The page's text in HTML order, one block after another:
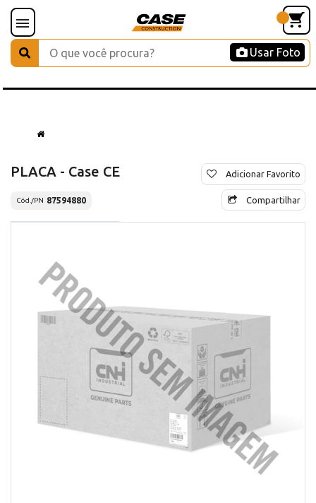
Usar Foto
PLACA - Case CE
Cód./PN 87594880
Adicionar Favorito
Compartilhar